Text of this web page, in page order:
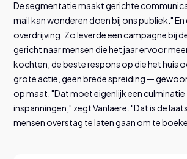
De segmentatie maakt gerichte
mail kan wonderen doen bij ons publiek." En
overdrijving. Zo leverde een campagne bij
gericht naar mensen die het jaar ervoor
kochten, de beste respons op die het huis
grote actie, geen brede spreiding —
op maat. "Dat moet eigenlijk een culminatie
inspanningen," zegt Vanlaere. "Dat is de
mensen overstag te laten gaan om te